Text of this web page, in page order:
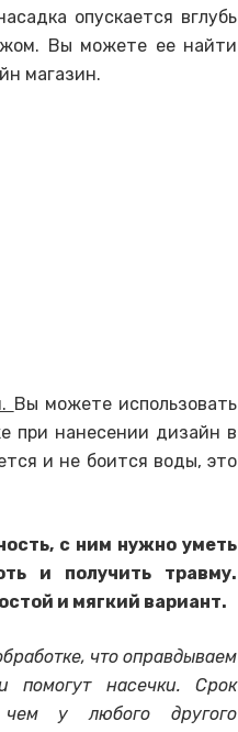
опускается вглубь
Вы можете ее найти
магазин.
Вы можете использовать
при нанесении дизайн в
и не боится воды, это
с ним нужно уметь
и получить травму.
и мягкий вариант.
что оправдываем
помогут насечки. Срок
у любого другого